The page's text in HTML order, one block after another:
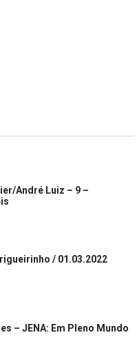
André Luiz – 9 –
/ 01.03.2022
– JENA: Em Pleno Mundo